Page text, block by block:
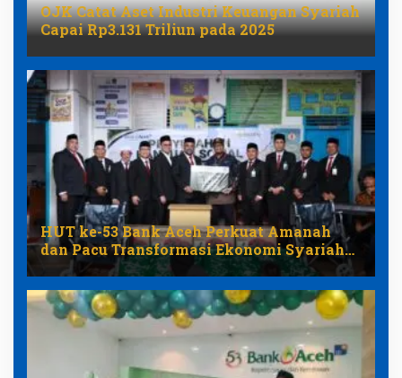
OJK Catat Aset Industri Keuangan Syariah
Capai Rp3.131 Triliun pada 2025
HUT ke-53 Bank Aceh Perkuat Amanah
dan Pacu Transformasi Ekonomi Syariah
Aceh